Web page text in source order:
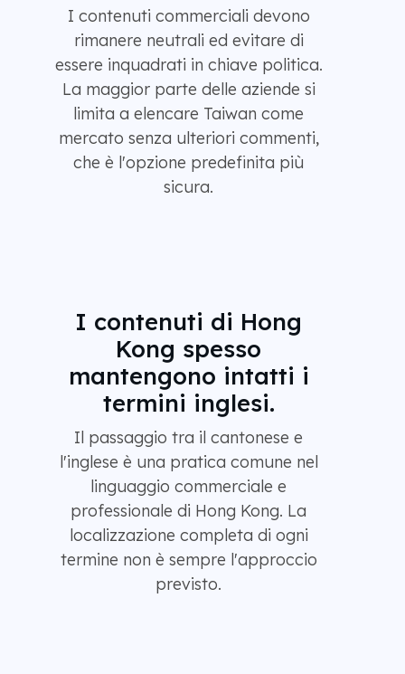
I contenuti commerciali devono
rimanere neutrali ed evitare di
essere inquadrati in chiave politica.
La maggior parte delle aziende si
limita a elencare Taiwan come
mercato senza ulteriori commenti,
che è l'opzione predefinita più
sicura.
I contenuti di Hong
Kong spesso
mantengono intatti i
termini inglesi.
Il passaggio tra il cantonese e
l'inglese è una pratica comune nel
linguaggio commerciale e
professionale di Hong Kong. La
localizzazione completa di ogni
termine non è sempre l'approccio
previsto.